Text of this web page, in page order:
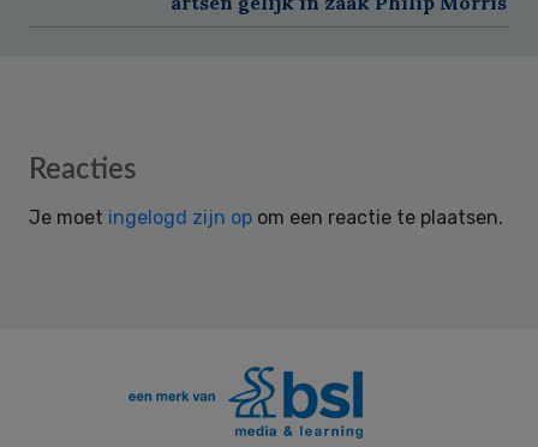
Reader
Reacties
Je moet ingelogd zijn op om een reactie te plaatsen.